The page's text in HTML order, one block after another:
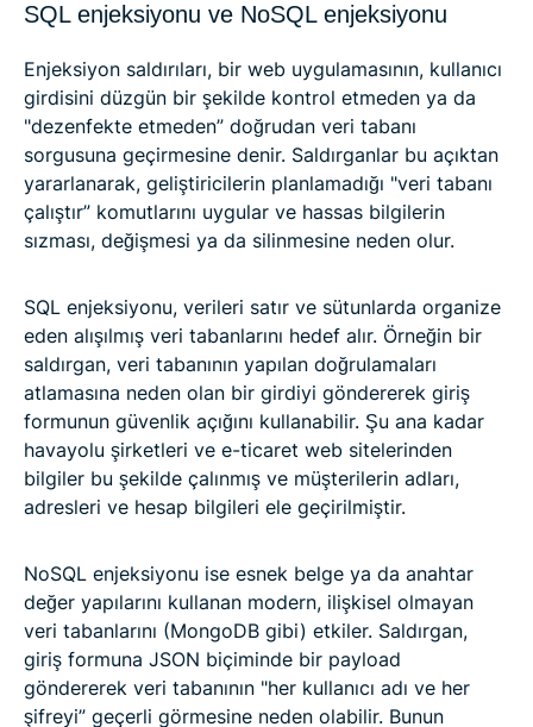
SQL enjeksiyonu ve NoSQL enjeksiyonu
Enjeksiyon saldırıları, bir web uygulamasının, kullanıcı
girdisini düzgün bir şekilde kontrol etmeden ya da
"dezenfekte etmeden” doğrudan veri tabanı
sorgusuna geçirmesine denir. Saldırganlar bu açıktan
yararlanarak, geliştiricilerin planlamadığı "veri tabanı
çalıştır” komutlarını uygular ve hassas bilgilerin
sızması, değişmesi ya da silinmesine neden olur.
SQL enjeksiyonu, verileri satır ve sütunlarda organize
eden alışılmış veri tabanlarını hedef alır. Örneğin bir
saldırgan, veri tabanının yapılan doğrulamaları
atlamasına neden olan bir girdiyi göndererek giriş
formunun güvenlik açığını kullanabilir. Şu ana kadar
havayolu şirketleri ve e-ticaret web sitelerinden
bilgiler bu şekilde çalınmış ve müşterilerin adları,
adresleri ve hesap bilgileri ele geçirilmiştir.
NoSQL enjeksiyonu ise esnek belge ya da anahtar
değer yapılarını kullanan modern, ilişkisel olmayan
veri tabanlarını (MongoDB gibi) etkiler. Saldırgan,
giriş formuna JSON biçiminde bir payload
göndererek veri tabanının "her kullanıcı adı ve her
şifreyi” geçerli görmesine neden olabilir. Bunun